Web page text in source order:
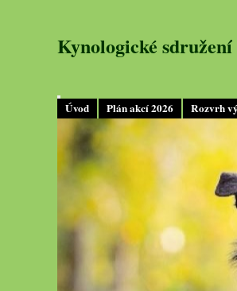
Úvod Plán akcí 2026 Rozvrh
Kynologické